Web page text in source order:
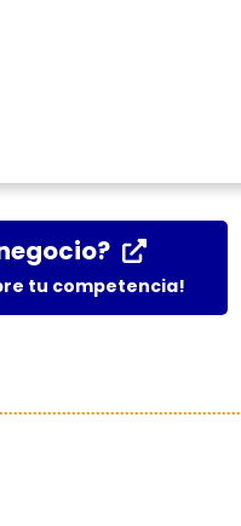
tu competencia!